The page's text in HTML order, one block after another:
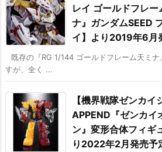
レイ ゴールドフレ
ナ』ガンダムSEED
イ】より2019年6月
既存の『RG 1/144 ゴールドフレーム天ミ
すが、全く ...
【機界戦隊ゼンカ
APPEND『ゼンカイ
ン』変形合体フィギ
り2022年2月発売予